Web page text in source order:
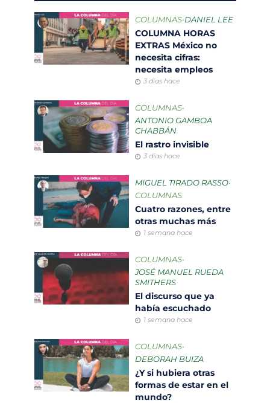
COLUMNAS•DANIEL LEE
COLUMNA HORAS
EXTRAS México no
necesita cifras:
necesita empleos
3 días hace
COLUMNAS•
ANTONIO GAMBOA
CHABBÁN
El rastro invisible
3 días hace
MIGUEL TIRADO RASSO•
COLUMNAS
Cuatro razones, entre
otras muchas más
1 semana hace
COLUMNAS•
JOSÉ MANUEL RUEDA
SMITHERS
El discurso que ya
había escuchado
1 semana hace
COLUMNAS•
DEBORAH BUIZA
¿Y si hubiera otras
formas de estar en el
mundo?